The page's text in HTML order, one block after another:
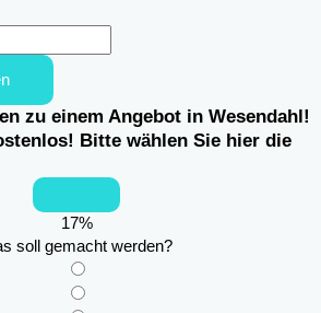
zu einem Angebot in Wesendahl!
Bitte wählen Sie hier die
17%
soll gemacht werden?